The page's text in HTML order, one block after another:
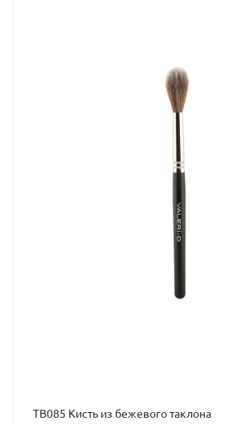
ТВ085 Кисть из бежевого таклона